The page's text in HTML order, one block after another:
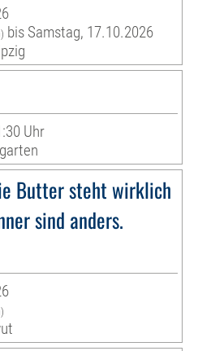
bis Samstag, 17.10.2026
Uhr
Butter steht wirklich
sind anders.